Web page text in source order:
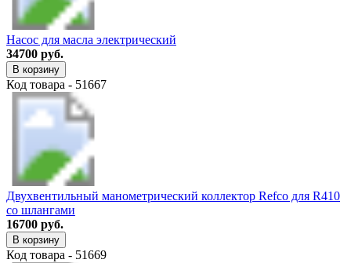
Насос для масла электрический
34700 руб.
В корзину
Код товара - 51667
Двухвентильный манометрический коллектор Refco для R410
со шлангами
16700 руб.
В корзину
Код товара - 51669